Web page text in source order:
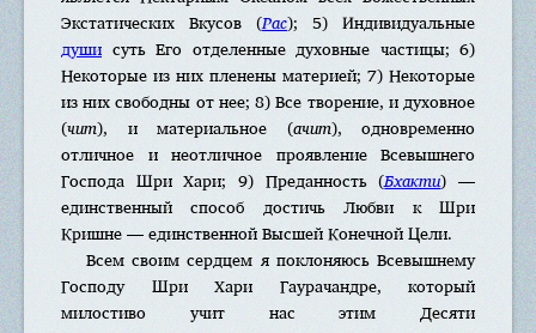
Экстатических Вкусов (Рас); 5) Индивидуальные
души суть Его отделенные духовные частицы; 6)
Некоторые из них пленены материей; 7) Некоторые
из них свободны от нее; 8) Все творение, и духовное
(чит), и материальное (ачит), одновременно
отличное и неотличное проявление Всевышнего
Господа Шри Хари; 9) Преданность (Бхакти) —
единственный способ достичь Любви к Шри
Кришне — единственной Высшей Конечной Цели.
Всем своим сердцем я поклоняюсь Всевышнему
Господу Шри Хари Гаурачандре, который
милостиво учит нас этим Десяти